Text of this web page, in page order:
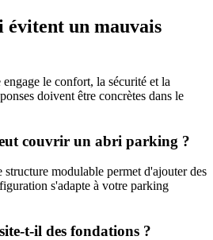
évitent un mauvais
engage le confort, la sécurité et la
doivent être concrètes dans le
couvrir un abri parking ?
modulable permet d'ajouter des
s'adapte à votre parking
t-il des fondations ?